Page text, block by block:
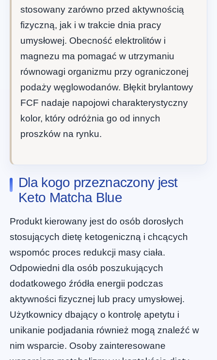
stosowany zarówno przed aktywnością
fizyczną, jak i w trakcie dnia pracy
umysłowej. Obecność elektrolitów i
magnezu ma pomagać w utrzymaniu
równowagi organizmu przy ograniczonej
podaży węglowodanów. Błękit brylantowy
FCF nadaje napojowi charakterystyczny
kolor, który odróżnia go od innych
proszków na rynku.
Dla kogo przeznaczony jest
Keto Matcha Blue
Produkt kierowany jest do osób dorosłych
stosujących dietę ketogeniczną i chcących
wspomóc proces redukcji masy ciała.
Odpowiedni dla osób poszukujących
dodatkowego źródła energii podczas
aktywności fizycznej lub pracy umysłowej.
Użytkownicy dbający o kontrolę apetytu i
unikanie podjadania również mogą znaleźć w
nim wsparcie. Osoby zainteresowane